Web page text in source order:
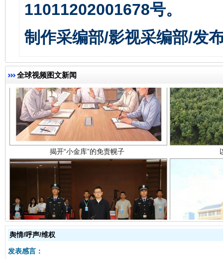
11011202001678号。
制作采编部/影视采编部/发
全球视频图文新闻
受贿1.44亿！段成刚被判无期 从幼
舆情/呼声/维权
发表感言：